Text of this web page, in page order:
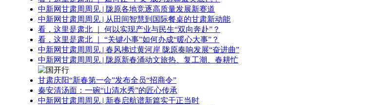
中新网甘肃周周见 | 陇原各地竞逐高质量发展新赛道
中新网甘肃周周见 | 从田间智慧到国际餐桌的甘肃新动能
看，这里是肃北 ｜ 何以实现产业与民生“双向奔赴”？
看，这里是肃北 ｜ “关键小事”如何办成“暖心大事”？
中新网甘肃周周见 | 春风拂过黄河岸 陇原奏响发展“奋进曲”
中新网甘肃周周见 | 陇原新春涌动文旅热、复工潮、春耕忙
甘肃庆阳“新春第一会”发布全员“招商令”
秦安清汤面：一碗“山清水秀”的匠心传承
中新网甘肃周周见 | 新春启航谱新篇实干正当时